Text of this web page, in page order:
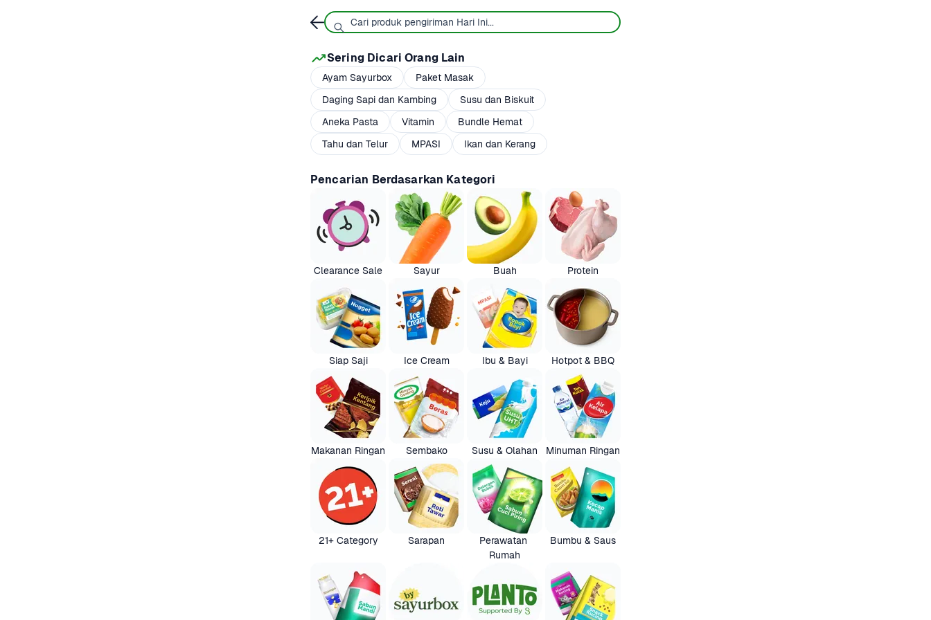
Sering Dicari Orang Lain
Ayam Sayurbox
Paket Masak
Daging Sapi dan Kambing
Susu dan Biskuit
Aneka Pasta
Vitamin
Bundle Hemat
Tahu dan Telur
MPASI Ikan dan Kerang
Pencarian Berdasarkan Kategori
Clearance Sale Sayur Buah Protein
Siap Saji Ice Cream Ibu & Bayi Hotpot & BBQ
Makanan Ringan Sembako Susu & Olahan Minuman Ringan
21+ Category Sarapan
Perawatan
Rumah
Bumbu & Saus